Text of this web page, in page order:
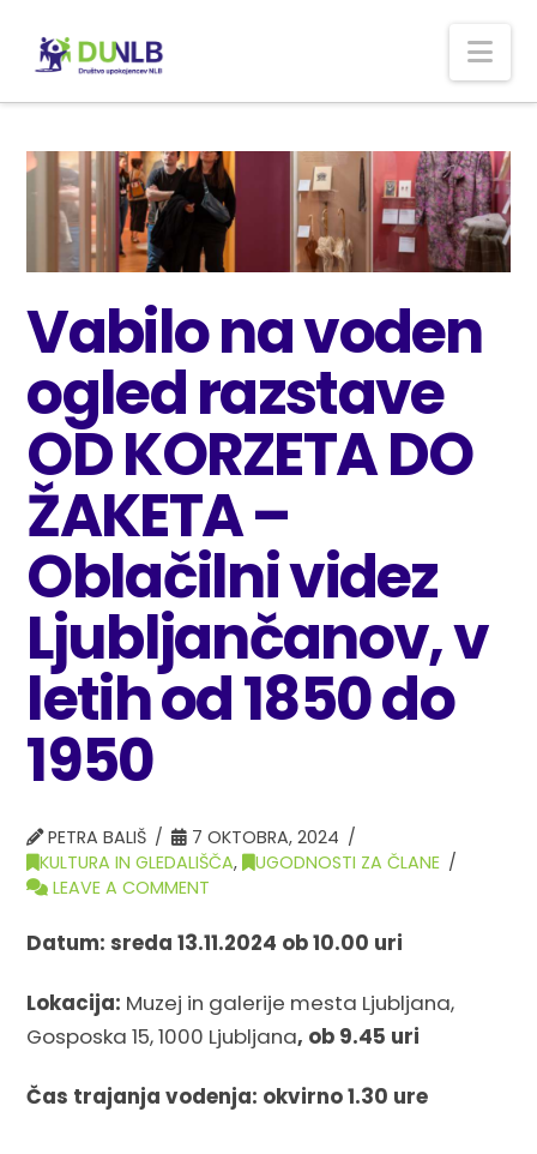
Vabilo na voden
ogled razstave
OD KORZETA DO
ŽAKETA –
Oblačilni videz
Ljubljančanov, v
letih od 1850 do
1950
PETRA BALIŠ
7 OKTOBRA, 2024
KULTURA IN GLEDALIŠČA, UGODNOSTI ZA ČLANE
LEAVE A COMMENT
Datum: sreda 13.11.2024 ob 10.00 uri
Lokacija: Muzej in galerije mesta Ljubljana,
Gosposka 15, 1000 Ljubljana, ob 9.45 uri
Čas trajanja vodenja: okvirno 1.30 ure